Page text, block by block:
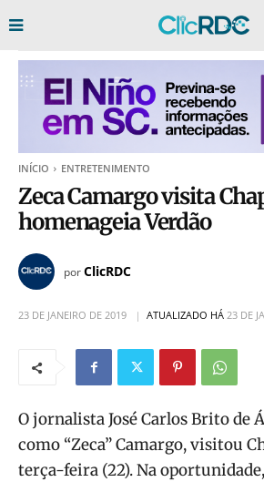
INÍCIO ENTRETENIMENTO
Zeca Camargo visita
homenageia Verdão
porClicRDC
23 DE JANEIRO DE 2019 ATUALIZADO HÁ 23 DE
O jornalista José Carlos Brito de
como “Zeca” Camargo, visitou
terça-feira (22). Na